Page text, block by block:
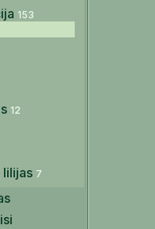
153
12
lilijas 7